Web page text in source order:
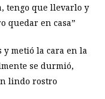
tengo que llevarlo y
quedar en casa”
y metió la cara en la
se durmió,
lindo rostro